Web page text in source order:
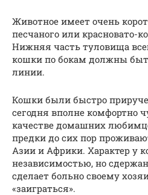
Животное имеет очень
песчаного или красновато-
Нижняя часть туловища
кошки по бокам должны
линии.
Кошки были быстро
сегодня вполне комфортно
качестве домашних
предки до сих пор
Азии и Африки. Характер у
независимостью, но
сделает больно своему
«заиграться».